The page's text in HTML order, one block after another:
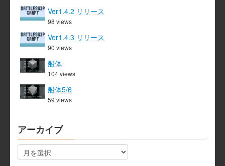
Ver1.4.2 リリース
98 views
Ver1.4.3 リリース
90 views
船体
104 views
船体5/6
59 views
アーカイブ
ア
ー